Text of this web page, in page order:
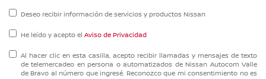
Deseo recibir información de servicios y productos Nissan
He leído y acepto el Aviso de Privacidad
Al hacer clic en esta casilla, acepto recibir llamadas y mensajes de texto
de telemercadeo en persona o automatizados de Nissan Autocom Valle
de Bravo al número que ingresé. Reconozco que mi consentimiento no es